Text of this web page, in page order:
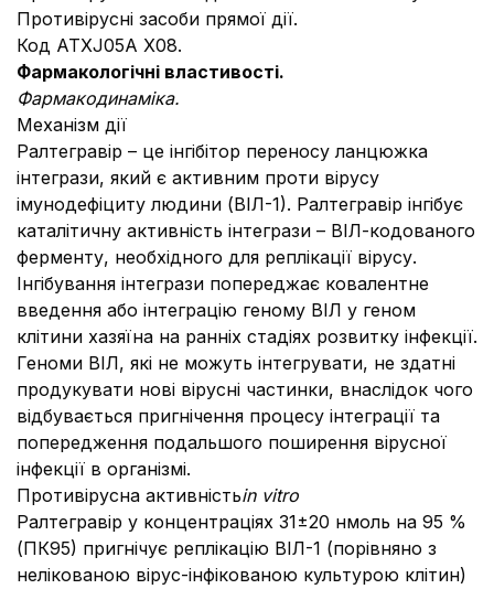
Противірусні засоби прямої дії.
Код АТХJ05A Х08.
Фармакологічні властивості.
Фармакодинаміка.
Механізм дії
Ралтегравір – це інгібітор переносу ланцюжка
інтегрази, який є активним проти вірусу
імунодефіциту людини (ВІЛ-1). Ралтегравір інгібує
каталітичну активність інтегрази – ВІЛ-кодованого
ферменту, необхідного для реплікації вірусу.
Інгібування інтегрази попереджає ковалентне
введення або інтеграцію геному ВІЛ у геном
клітини хазяїна на ранніх стадіях розвитку інфекції.
Геноми ВІЛ, які не можуть інтегрувати, не здатні
продукувати нові вірусні частинки, внаслідок чого
відбувається пригнічення процесу інтеграції та
попередження подальшого поширення вірусної
інфекції в організмі.
Противірусна активністьin vitro
Ралтегравір у концентраціях 31±20 нмоль на 95 %
(ПК95) пригнічує реплікацію ВІЛ-1 (порівняно з
нелікованою вірус-інфікованою культурою клітин)